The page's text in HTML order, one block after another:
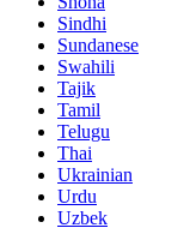
Sindhi
Sundanese
Swahili
Tajik
Tamil
Telugu
Thai
Ukrainian
Urdu
Uzbek